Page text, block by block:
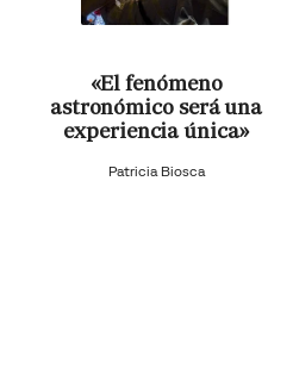
«El fenómeno
astronómico será una
experiencia única»
Patricia Biosca